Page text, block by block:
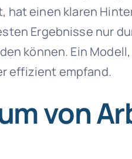
hat einen klaren
Ergebnisse nur
können. Ein
effizient empfand.
von